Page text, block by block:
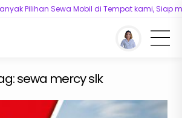
Pilihan Sewa Mobil di Tempat kami, Siap
:Beranda/Tag "sewa mercy slk"
sewa mercy slk